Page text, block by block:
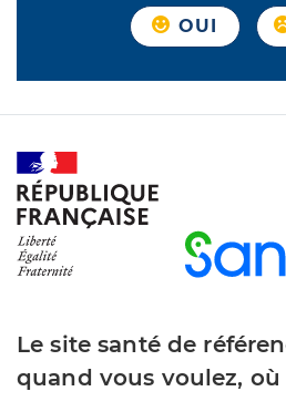
OUI
Le site santé de
quand vous voulez,